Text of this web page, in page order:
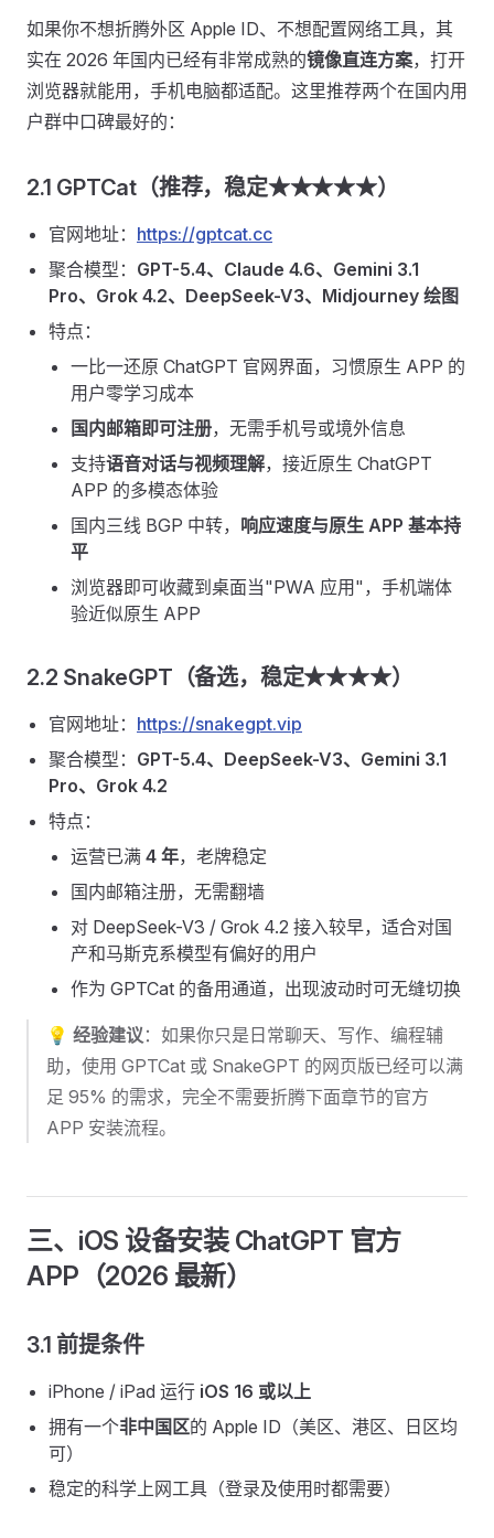
如果你不想折腾外区 Apple ID、不想配置网络工具，其
实在 2026 年国内已经有非常成熟的镜像直连方案，打开
浏览器就能用，手机电脑都适配。这里推荐两个在国内用
户群中口碑最好的：
2.1 GPTCat（推荐，稳定★★★★★）
官网地址： https://gptcat.cc
聚合模型： GPT-5.4、Claude 4.6、Gemini 3.1
Pro、Grok 4.2、DeepSeek-V3、Midjourney 绘图
特点：
一比一还原 ChatGPT 官网界面，习惯原生 APP 的
用户零学习成本
国内邮箱即可注册，无需手机号或境外信息
支持语音对话与视频理解，接近原生 ChatGPT
APP 的多模态体验
国内三线 BGP 中转， 响应速度与原生 APP 基本持
平
浏览器即可收藏到桌面当"PWA 应用"，手机端体
验近似原生 APP
2.2 SnakeGPT（备选，稳定★★★★）
官网地址： https://snakegpt.vip
聚合模型： GPT-5.4、DeepSeek-V3、Gemini 3.1
Pro、Grok 4.2
特点：
运营已满 4 年，老牌稳定
国内邮箱注册，无需翻墙
对 DeepSeek-V3 / Grok 4.2 接入较早，适合对国
产和马斯克系模型有偏好的用户
作为 GPTCat 的备用通道，出现波动时可无缝切换
💡 经验建议 ：如果你只是日常聊天、写作、编程辅
助，使用 GPTCat 或 SnakeGPT 的网页版已经可以满
足 95% 的需求，完全不需要折腾下面章节的官方
APP 安装流程。
三、iOS 设备安装 ChatGPT 官方
APP（2026 最新）
3.1 前提条件
iPhone / iPad 运行 iOS 16 或以上
拥有一个非中国区的 Apple ID（美区、港区、日区均
可）
稳定的科学上网工具（登录及使用时都需要）